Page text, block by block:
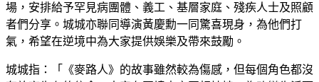
場，安排給予罕見病團體、義工、基層家庭、殘疾人士及照顧
者們分享。城城亦聯同導演黃慶勳一同驚喜現身，為他們打
氣，希望在逆境中為大家提供娛樂及帶來鼓勵。
城城指：「《麥路人》的故事雖然較為傷感，但每個角色都沒